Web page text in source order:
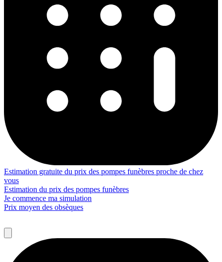
Estimation gratuite du prix des pompes funèbres proche de chez
vous
Estimation du prix des pompes funèbres
Je commence ma simulation
Prix moyen des obsèques